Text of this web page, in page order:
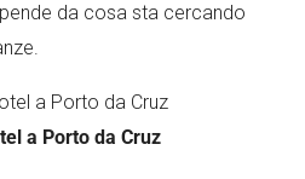
da cosa sta cercando
a Porto da Cruz